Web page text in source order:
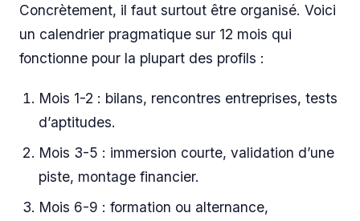
Concrètement, il faut surtout être organisé. Voici
un calendrier pragmatique sur 12 mois qui
fonctionne pour la plupart des profils :
Mois 1-2 : bilans, rencontres entreprises, tests
d’aptitudes.
Mois 3-5 : immersion courte, validation d’une
piste, montage financier.
Mois 6-9 : formation ou alternance,